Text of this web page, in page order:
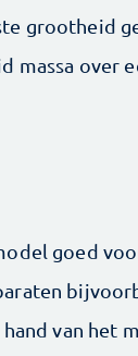
grootheid
massa over
goed
van het